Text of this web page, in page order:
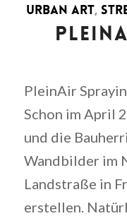
URBAN ART,
PleinAir
Schon im April
und die
Wandbilder im
Landstraße in
erstellen.